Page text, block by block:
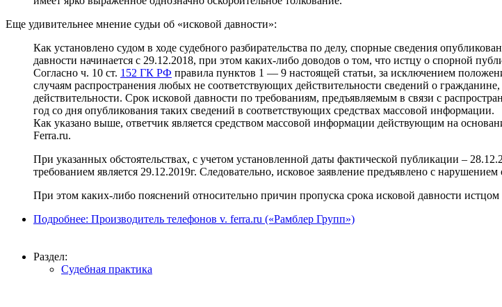
Еще удивительнее мнение судьи об «исковой давности»:
Как установлено судом в ходе судебного разбирательства по делу, спорные сведения
давности начинается с 29.12.2018, при этом каких-либо доводов о том, что истцу о спорной
Согласно ч. 10 ст. 152 ГК РФ правила пунктов 1 — 9 настоящей статьи, за исключением
случаям распространения любых не соответствующих действительности сведений о
действительности. Срок исковой давности по требованиям, предъявляемым в связи с
год со дня опубликования таких сведений в соответствующих средствах массовой информации.
Как указано выше, ответчик является средством массовой информации действующим на
Ferra.ru.
При указанных обстоятельствах, с учетом установленной даты фактической публикации –
требованием является 29.12.2019г. Следовательно, исковое заявление предъявлено с
При этом каких-либо пояснений относительно причин пропуска срока исковой давности истцом
Подробнее: Производитель телефонов v. ferra.ru («Рамблер Групп»)
Раздел:
Судебная практика